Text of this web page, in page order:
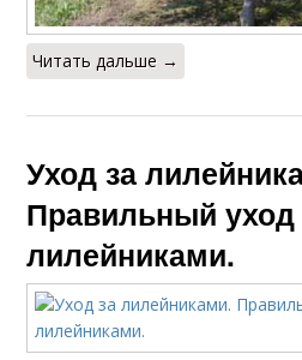
Читать дальше →
Уход за
Правильный уход
лилейниками.